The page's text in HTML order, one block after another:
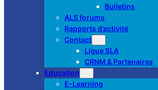
Bulletins
ALS forums
Rapports d’activité
Contact
Ligue SLA
CRNM & Partenaires
Education
E-Learning